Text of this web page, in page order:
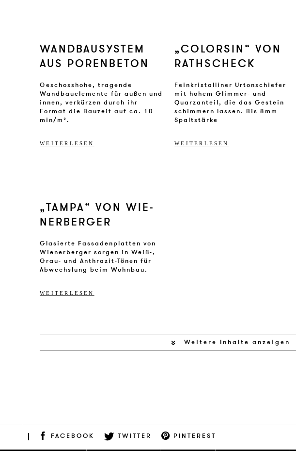
WAND­BAU­SY­STEM
AUS PO­REN­BE­TON
Geschosshohe, tragende
Wandbauelemente für außen und
innen, verkürzen durch ihr
Format die Bauzeit auf ca. 10
min/m².
WEITERLESEN
„CO­LOR­SIN“ VON
RATHSCHECK
Feinkristalliner Urtonschiefer
mit hohem Glimmer- und
Quarzanteil, die das Gestein
schimmern lassen. Bis 8mm
Spaltstärke
WEITERLESEN
„TAM­PA“ VON WIE­
NER­BER­GER
Glasierte Fassadenplatten von
Wienerberger sorgen in Weiß-,
Grau- und Anthrazit-Tönen für
Abwechslung beim Wohnbau.
WEITERLESEN
Weitere Inhalte anzeigen
FACEBOOK TWITTER PINTEREST